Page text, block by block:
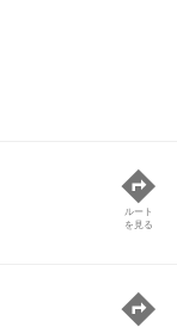
ルート
を見る